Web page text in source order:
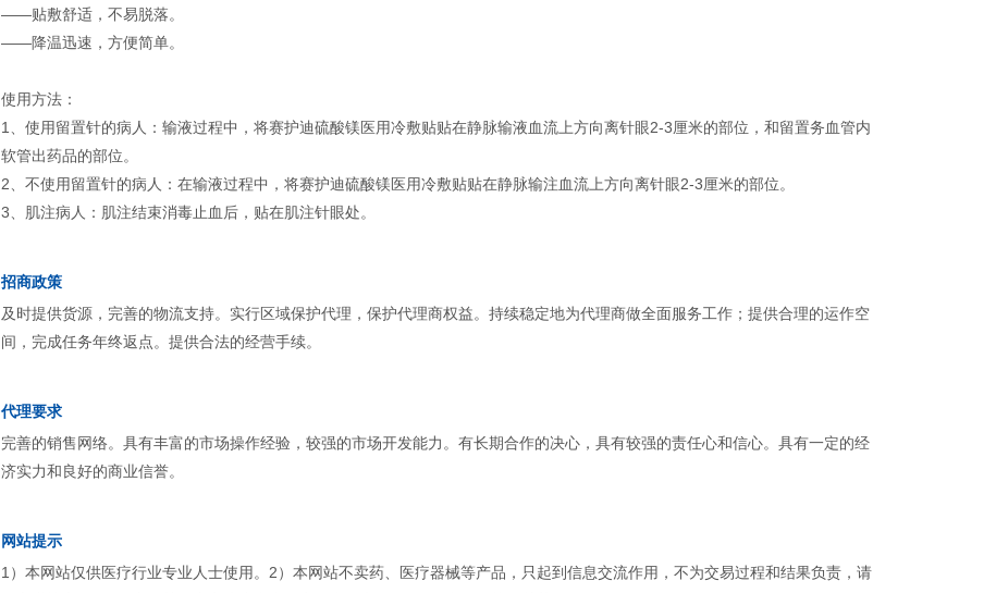
——贴敷舒适，不易脱落。
——降温迅速，方便简单。
使用方法：
1、使用留置针的病人：输液过程中，将赛护迪硫酸镁医用冷敷贴贴在静脉输液血流上方向离针眼2-3厘米的部位，和留置务血管内
软管出药品的部位。
2、不使用留置针的病人：在输液过程中，将赛护迪硫酸镁医用冷敷贴贴在静脉输注血流上方向离针眼2-3厘米的部位。
3、肌注病人：肌注结束消毒止血后，贴在肌注针眼处。
招商政策
及时提供货源，完善的物流支持。实行区域保护代理，保护代理商权益。持续稳定地为代理商做全面服务工作；提供合理的运作空
间，完成任务年终返点。提供合法的经营手续。
代理要求
完善的销售网络。具有丰富的市场操作经验，较强的市场开发能力。有长期合作的决心，具有较强的责任心和信心。具有一定的经
济实力和良好的商业信誉。
网站提示
1）本网站仅供医疗行业专业人士使用。2）本网站不卖药、医疗器械等产品，只起到信息交流作用，不为交易过程和结果负责，请